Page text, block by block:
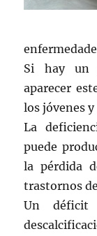
Si hay un
aparecer
los jóvenes
La
puede
la pérdida
trastornos
Un déficit